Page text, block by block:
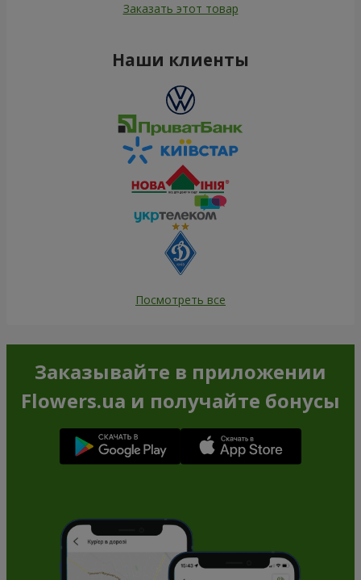
Заказать этот товар
Наши клиенты
Посмотреть все
Заказывайте в приложении
Flowers.ua и получайте бонусы